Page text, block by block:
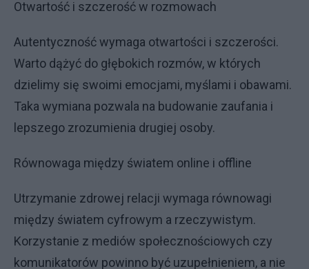
Otwartość i szczerość w rozmowach
Autentyczność wymaga otwartości i szczerości.
Warto dążyć do głębokich rozmów, w których
dzielimy się swoimi emocjami, myślami i obawami.
Taka wymiana pozwala na budowanie zaufania i
lepszego zrozumienia drugiej osoby.
Równowaga między światem online i offline
Utrzymanie zdrowej relacji wymaga równowagi
między światem cyfrowym a rzeczywistym.
Korzystanie z mediów społecznościowych czy
komunikatorów powinno być uzupełnieniem, a nie